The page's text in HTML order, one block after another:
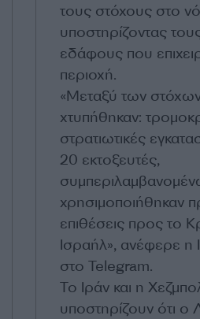
τους στόχους στο
υποστηρίζοντας
εδάφους που
περιοχή.
«Μεταξύ των
χτυπήθηκαν:
στρατιωτικές
20 εκτοξευτές,
χρησιμοποιήθηκαν
επιθέσεις προς το
Ισραήλ», ανέφερε η
στο Telegram.
Το Ιράν και η
υποστηρίζουν ότι ο